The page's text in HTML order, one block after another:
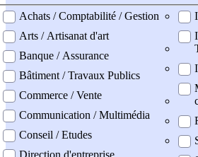
professionel
Achats / Comptabilité / Gestion
Arts / Artisanat d'art
Banque / Assurance
Bâtiment / Travaux Publics
Commerce / Vente
Communication / Multimédia
Conseil / Etudes
Direction d'entreprise